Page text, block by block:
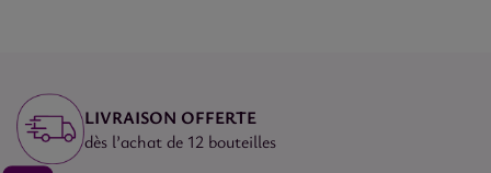
LIVRAISON OFFERTE
dès l’achat de 12 bouteilles